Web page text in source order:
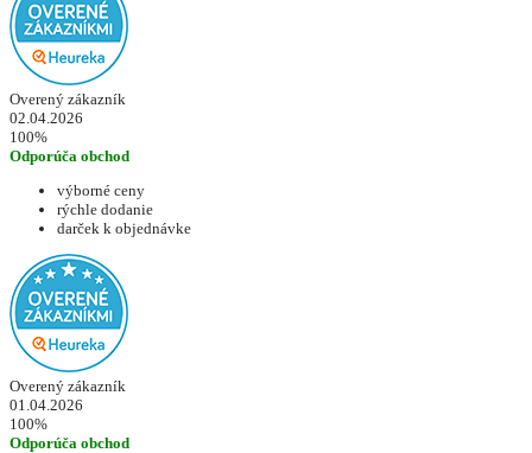
Overený zákazník
02.04.2026
100%
Odporúča obchod
výborné ceny
rýchle dodanie
darček k objednávke
Overený zákazník
01.04.2026
100%
Odporúča obchod